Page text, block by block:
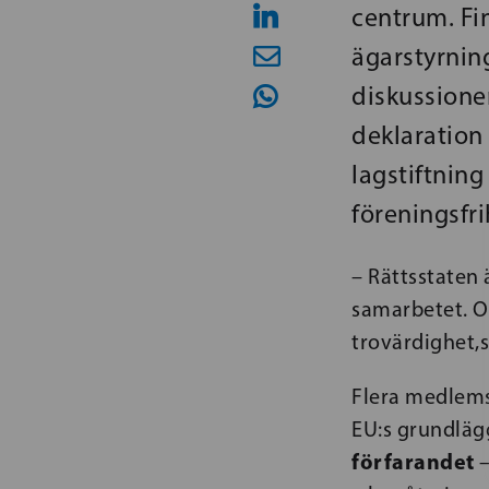
centrum.
deklaration
lagstiftning
– Rättsstaten
samarbetet.
Flera
EU:s
förfarandet